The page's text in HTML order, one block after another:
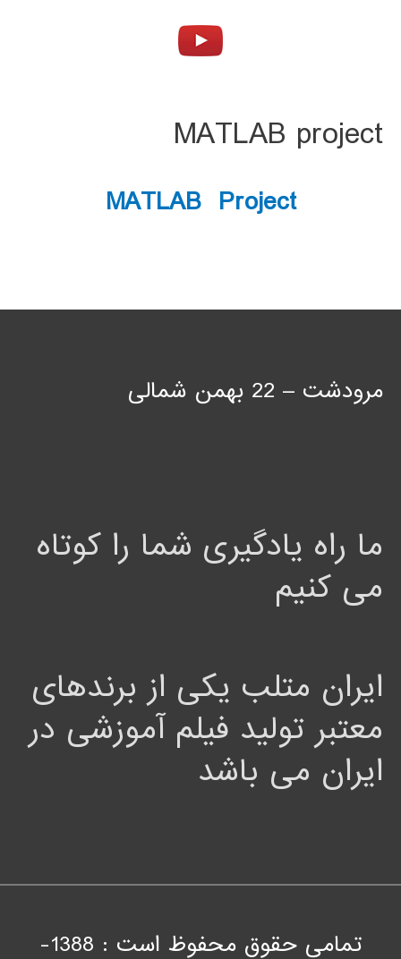
MATLAB project
MATLAB Project
مرودشت – 22 بهمن شمالی
ما راه یادگیری شما را کوتاه
می کنیم
ایران متلب یکی از برندهای
معتبر تولید فیلم آموزشی در
ایران می باشد
تمامی حقوق محفوظ است : 1388-